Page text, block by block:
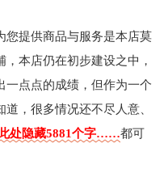
您提供商品与服务是本店莫
本店仍在初步建设之中，
一点点的成绩，但作为一个
，很多情况还不尽人意、
处隐藏5881个字……都可